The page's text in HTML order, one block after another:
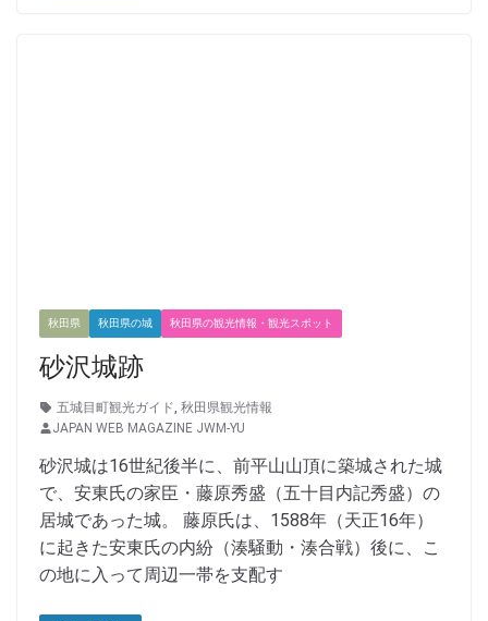
秋田県 秋田県の城 秋田県の観光情報・観光スポット
砂沢城跡
五城目町観光ガイド 秋田県観光情報
JAPAN WEB MAGAZINE JWM-YU
砂沢城は16世紀後半に、前平山山頂に築城された城
で、安東氏の家臣・藤原秀盛（五十目内記秀盛）の
居城であった城。 藤原氏は、1588年（天正16年）
に起きた安東氏の内紛（湊騒動・湊合戦）後に、こ
の地に入って周辺一帯を支配す